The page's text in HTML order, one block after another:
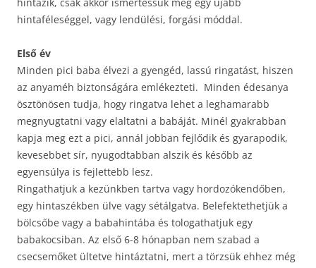
hintaféleséggel, vagy lendülési, forgási móddal.
Első év
Minden pici baba élvezi a gyengéd, lassú ringatást, hiszen
az anyaméh biztonságára emlékezteti. Minden édesanya
ösztönösen tudja, hogy ringatva lehet a leghamarabb
megnyugtatni vagy elaltatni a babáját. Minél gyakrabban
kapja meg ezt a pici, annál jobban fejlődik és gyarapodik,
kevesebbet sír, nyugodtabban alszik és később az
egyensúlya is fejlettebb lesz.
Ringathatjuk a kezünkben tartva vagy hordozókendőben,
egy hintaszékben ülve vagy sétálgatva. Belefektethetjük a
bölcsőbe vagy a babahintába és tologathatjuk egy
babakocsiban. Az első 6-8 hónapban nem szabad a
csecsemőket ültetve hintáztatni, mert a törzsük ehhez még